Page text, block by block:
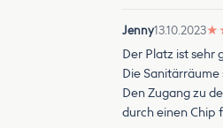
Jenny13.10.2023★
Der Platz ist sehr
Die
Den Zugang zu
durch einen Chip